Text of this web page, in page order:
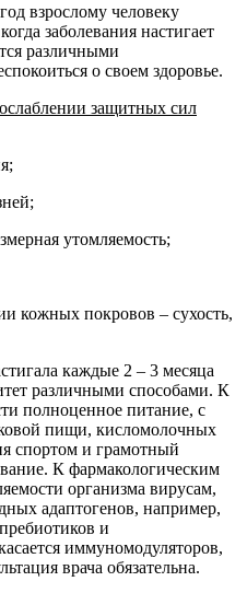
взрослому человеку
заболевания настигает
различными
о своем здоровье.
защитных сил
утомляемость;
кожных покровов – сухость,
каждые 2 – 3 месяца
различными способами. К
полноценное питание, с
пищи, кисломолочных
спортом и грамотный
К фармакологическим
организма вирусам,
адаптогенов, например,
и
иммуномодуляторов,
врача обязательна.